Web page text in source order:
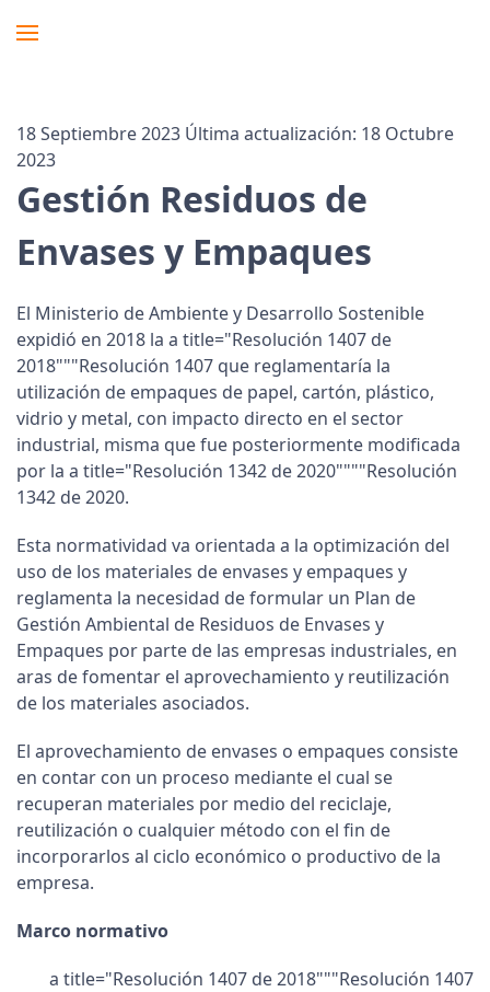
18 Septiembre 2023 Última actualización: 18 Octubre
2023
Gestión Residuos de
Envases y Empaques
El Ministerio de Ambiente y Desarrollo Sostenible
expidió en 2018 la a title="Resolución 1407 de
2018"""Resolución 1407 que reglamentaría la
utilización de empaques de papel, cartón, plástico,
vidrio y metal, con impacto directo en el sector
industrial, misma que fue posteriormente modificada
por la a title="Resolución 1342 de 2020""""Resolución
1342 de 2020.
Esta normatividad va orientada a la optimización del
uso de los materiales de envases y empaques y
reglamenta la necesidad de formular un Plan de
Gestión Ambiental de Residuos de Envases y
Empaques por parte de las empresas industriales, en
aras de fomentar el aprovechamiento y reutilización
de los materiales asociados.
El aprovechamiento de envases o empaques consiste
en contar con un proceso mediante el cual se
recuperan materiales por medio del reciclaje,
reutilización o cualquier método con el fin de
incorporarlos al ciclo económico o productivo de la
empresa.
Marco normativo
a title="Resolución 1407 de 2018"""Resolución 1407